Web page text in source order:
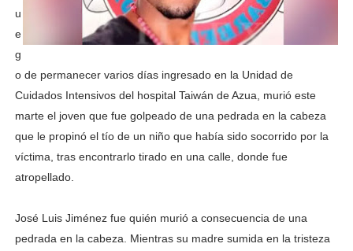
u
e
g
o de permanecer varios días ingresado en la Unidad de
Cuidados Intensivos del hospital Taiwán de Azua, murió este
marte el joven que fue golpeado de una pedrada en la cabeza
que le propinó el tío de un niño que había sido socorrido por la
víctima, tras encontrarlo tirado en una calle, donde fue
atropellado.
José Luis Jiménez fue quién murió a consecuencia de una
pedrada en la cabeza. Mientras su madre sumida en la tristeza